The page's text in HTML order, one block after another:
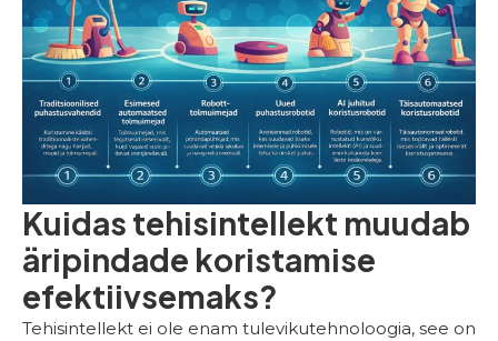
Kuidas tehisintellekt muudab
äripindade koristamise
efektiivsemaks?
Tehisintellekt ei ole enam tulevikutehnoloogia, see on